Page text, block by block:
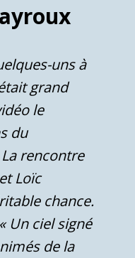
uns à
grand
le
du
rencontre
Loïc
chance.
Un ciel signé
de la